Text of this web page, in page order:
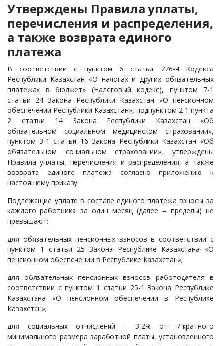
Налоги и налогообложение
Новости сервиса
Утверждены Правила уплаты,
перечисления и распределения,
а также возврата единого
платежа
В соответствии с пунктом 6 статьи 776-4 Кодекса
Республики Казахстан «О налогах и других обязательных
платежах в бюджет» (Налоговый кодекс), пунктом 7-1
статьи 24 Закона Республики Казахстан «О пенсионном
обеспечении Республики Казахстан», подпунктом 2-1 пункта
2 статьи 14 Закона Республики Казахстан «Об
обязательном социальном медицинском страховании»,
пунктом 3-1 статьи 16 Закона Республики Казахстан «Об
обязательном социальном страховании», утверждены
Правила уплаты, перечисления и распределения, а также
возврата единого платежа согласно приложению к
настоящему приказу.
Подлежащие уплате в составе единого платежа взносы за
каждого работника за один месяц (далее – пределы) не
превышают:
для обязательных пенсионных взносов в соответствии с
пунктом 1 статьи 25 Закона Республике Казахстана «О
пенсионном обеспечении в Республике Казахстан»;
для обязательных пенсионных взносов работодателя в
соответствии с пунктом 1 статьи 25-1 Закона Республике
Казахстана «О пенсионном обеспечении в Республике
Казахстан»;
для социальных отчислений - 3,2% от 7-кратного
минимального размера заработной платы, установленного